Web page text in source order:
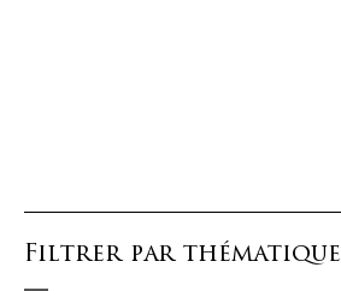
Filtrer par thématique